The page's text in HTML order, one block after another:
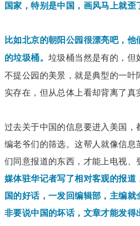
国家，特别是中国，画风马上就歪
比如北京的朝阳公园很漂亮吧，他
的垃圾桶。 垃圾桶当然是有的，但
不提公园的美景，就是典型的一叶
实存在，但从总体上看却背离了真
过去关于中国的信息要进入美国，
编老爷们的筛选。这帮人就像信息
们同意报道的东西，才能上电视、
媒体驻华记者写了相对客观的报道
国的好话，一发回编辑部，主编就
非要说中国的坏话，文章才能发得